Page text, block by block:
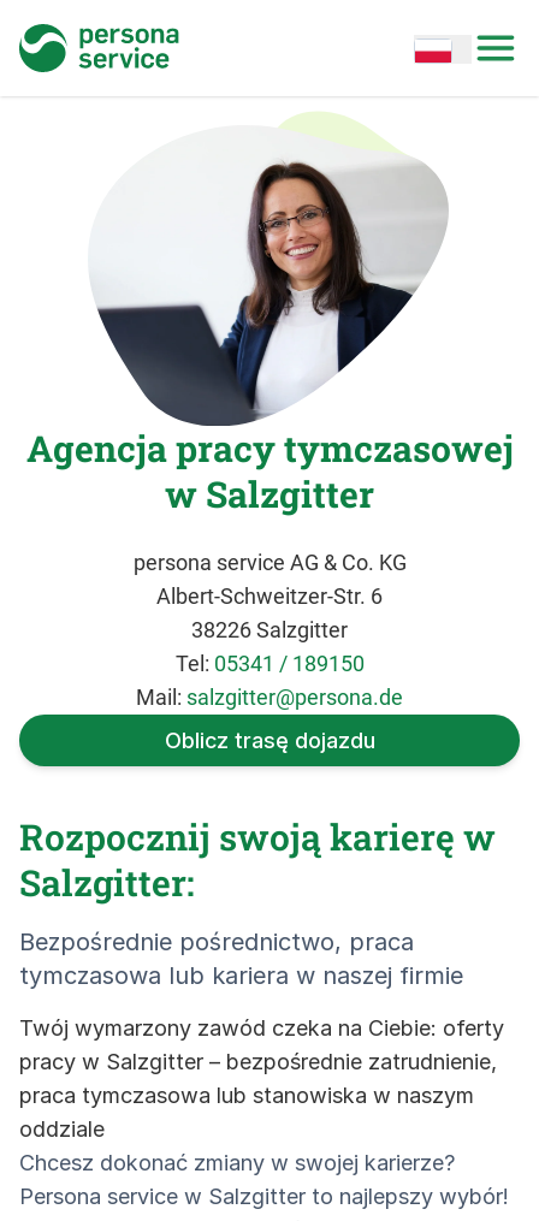
persona service Open options
Agencja pracy tymczasowej
w Salzgitter
persona service AG & Co. KG
Albert-Schweitzer-Str. 6
38226 Salzgitter
Tel: 05341 / 189150
Mail: salzgitter@persona.de
Oblicz trasę dojazdu
Rozpocznij swoją karierę w
Salzgitter:
Bezpośrednie pośrednictwo, praca
tymczasowa lub kariera w naszej firmie
Twój wymarzony zawód czeka na Ciebie: oferty
pracy w Salzgitter – bezpośrednie zatrudnienie,
praca tymczasowa lub stanowiska w naszym
oddziale
Chcesz dokonać zmiany w swojej karierze?
Persona service w Salzgitter to najlepszy wybór!